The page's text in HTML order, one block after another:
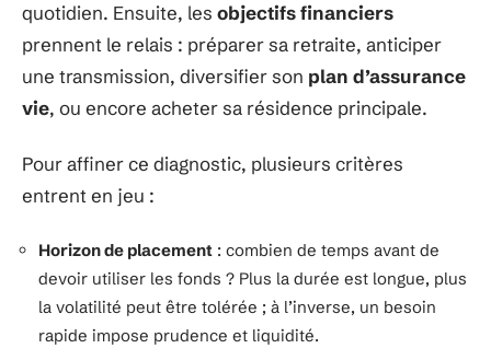
quotidien. Ensuite, les objectifs financiers
prennent le relais : préparer sa retraite, anticiper
une transmission, diversifier son plan d’assurance
vie, ou encore acheter sa résidence principale.
Pour affiner ce diagnostic, plusieurs critères
entrent en jeu :
Horizon de placement : combien de temps avant de
devoir utiliser les fonds ? Plus la durée est longue, plus
la volatilité peut être tolérée ; à l’inverse, un besoin
rapide impose prudence et liquidité.